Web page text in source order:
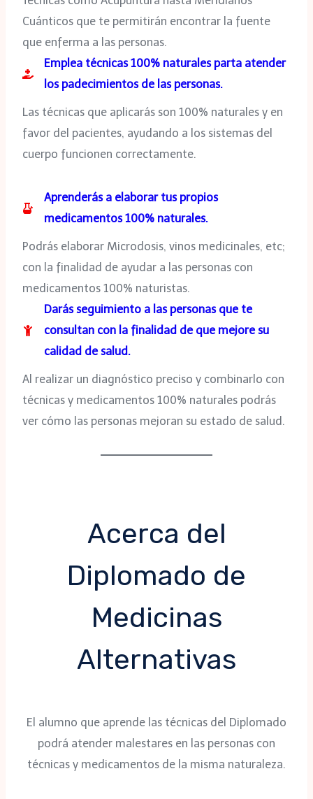
Cuánticos que te permitirán encontrar la fuente
que enferma a las personas.
Emplea técnicas 100% naturales parta atender
los padecimientos de las personas.
Las técnicas que aplicarás son 100% naturales y en
favor del pacientes, ayudando a los sistemas del
cuerpo funcionen correctamente.
Aprenderás a elaborar tus propios
medicamentos 100% naturales.
Podrás elaborar Microdosis, vinos medicinales, etc;
con la finalidad de ayudar a las personas con
medicamentos 100% naturistas.
Darás seguimiento a las personas que te
consultan con la finalidad de que mejore su
calidad de salud.
Al realizar un diagnóstico preciso y combinarlo con
técnicas y medicamentos 100% naturales podrás
ver cómo las personas mejoran su estado de salud.
Acerca del
Diplomado de
Medicinas
Alternativas
El alumno que aprende las técnicas del Diplomado
podrá atender malestares en las personas con
técnicas y medicamentos de la misma naturaleza.